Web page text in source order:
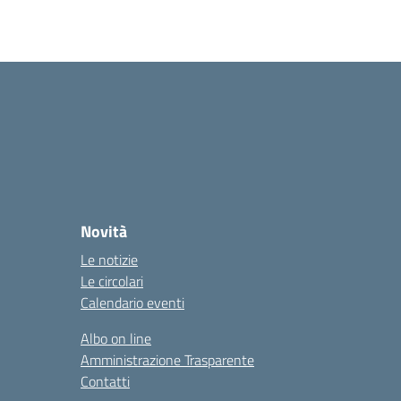
Novità
Le notizie
Le circolari
Calendario eventi
Albo on line
Amministrazione Trasparente
Contatti